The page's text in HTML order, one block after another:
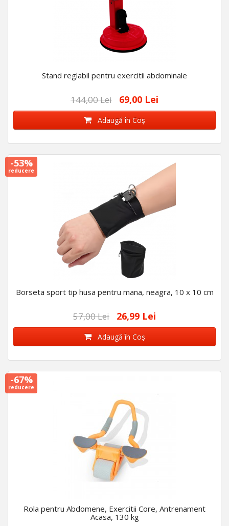
Stand reglabil pentru exercitii abdominale
144,00 Lei 69,00 Lei
Adaugă în Coş
-53%
reducere
Borseta sport tip husa pentru mana, neagra, 10 x 10 cm
57,00 Lei 26,99 Lei
Adaugă în Coş
-67%
reducere
Rola pentru Abdomene, Exercitii Core, Antrenament
Acasa, 130 kg